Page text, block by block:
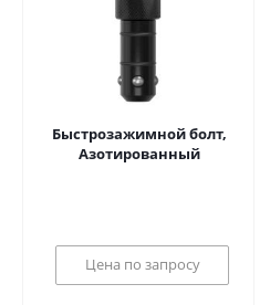
Быстрозажимной болт,
Азотированный
Цена по запросу